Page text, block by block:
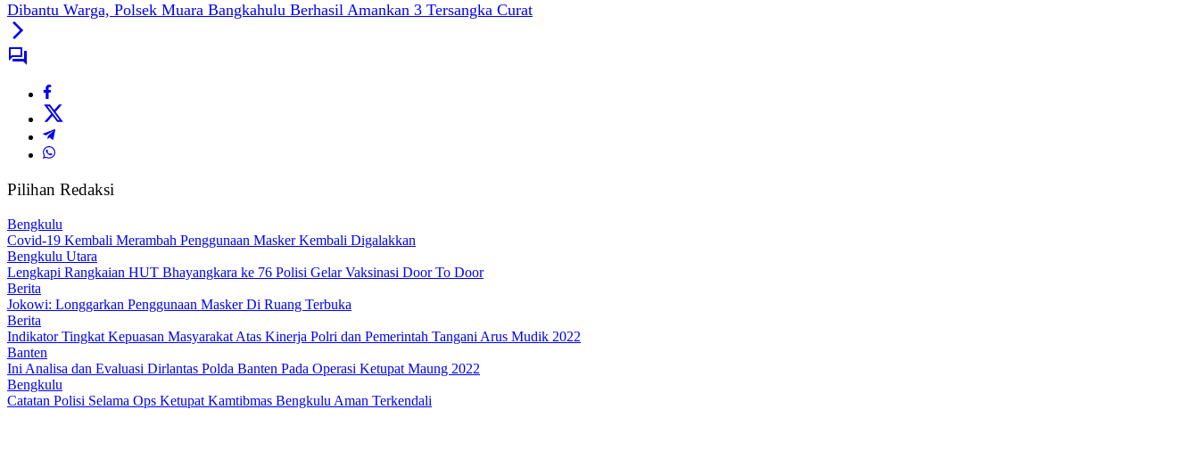
Dibantu Warga, Polsek Muara Bangkahulu Berhasil Amankan 3 Tersangka Curat
Pilihan Redaksi
Bengkulu
Covid-19 Kembali Merambah Penggunaan Masker Kembali Digalakkan
Bengkulu Utara
Lengkapi Rangkaian HUT Bhayangkara ke 76 Polisi Gelar Vaksinasi Door To Door
Berita
Jokowi: Longgarkan Penggunaan Masker Di Ruang Terbuka
Berita
Indikator Tingkat Kepuasan Masyarakat Atas Kinerja Polri dan Pemerintah Tangani Arus Mudik 2022
Banten
Ini Analisa dan Evaluasi Dirlantas Polda Banten Pada Operasi Ketupat Maung 2022
Bengkulu
Catatan Polisi Selama Ops Ketupat Kamtibmas Bengkulu Aman Terkendali